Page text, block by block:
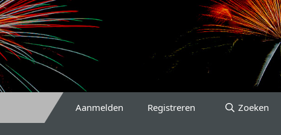
Aanmelden Registreren Zoeken